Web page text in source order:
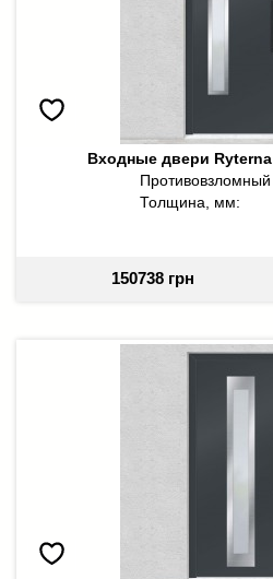
Входные двери Ryterna
Противовзломный
Толщина, мм:
150738 грн